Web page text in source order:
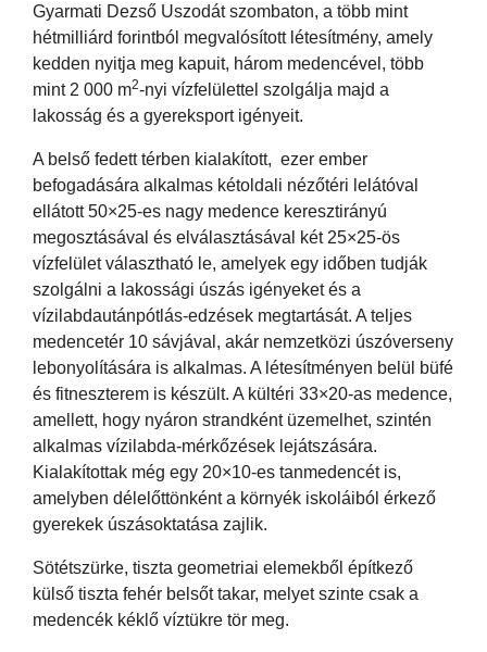
Gyarmati Dezső Uszodát szombaton, a több mint
hétmilliárd forintból megvalósított létesítmény, amely
kedden nyitja meg kapuit, három medencével, több
mint 2 000 m2-nyi vízfelülettel szolgálja majd a
lakosság és a gyereksport igényeit.
A belső fedett térben kialakított, ezer ember
befogadására alkalmas kétoldali nézőtéri lelátóval
ellátott 50×25-es nagy medence keresztirányú
megosztásával és elválasztásával két 25×25-ös
vízfelület választható le, amelyek egy időben tudják
szolgálni a lakossági úszás igényeket és a
vízilabdautánpótlás-edzések megtartását. A teljes
medencetér 10 sávjával, akár nemzetközi úszóverseny
lebonyolítására is alkalmas. A létesítményen belül büfé
és fitneszterem is készült. A kültéri 33×20-as medence,
amellett, hogy nyáron strandként üzemelhet, szintén
alkalmas vízilabda-mérkőzések lejátszására.
Kialakítottak még egy 20×10-es tanmedencét is,
amelyben délelőttönként a környék iskoláiból érkező
gyerekek úszásoktatása zajlik.
Sötétszürke, tiszta geometriai elemekből építkező
külső tiszta fehér belsőt takar, melyet szinte csak a
medencék kéklő víztükre tör meg.